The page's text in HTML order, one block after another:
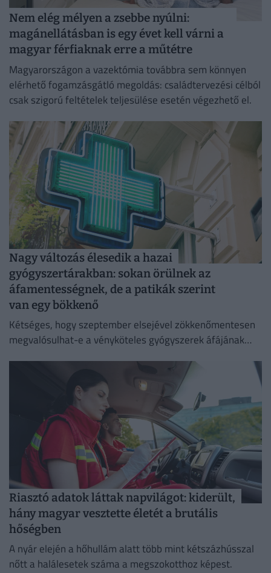
Nem elég mélyen a zsebbe nyúlni:
magánellátásban is egy évet kell várni a
magyar férfiaknak erre a műtétre
Magyarországon a vazektómia továbbra sem könnyen
elérhető fogamzásgátló megoldás: családtervezési célból
csak szigorú feltételek teljesülése esetén végezhető el.
Nagy változás élesedik a hazai
gyógyszertárakban: sokan örülnek az
áfamentességnek, de a patikák szerint
van egy bökkenő
Kétséges, hogy szeptember elsejével zökkenőmentesen
megvalósulhat-e a vényköteles gyógyszerek áfájának
Riasztó adatok láttak napvilágot: kiderült,
hány magyar vesztette életét a brutális
hőségben
A nyár elején a hőhullám alatt több mint kétszázhússzal
nőtt a halálesetek száma a megszokotthoz képest.